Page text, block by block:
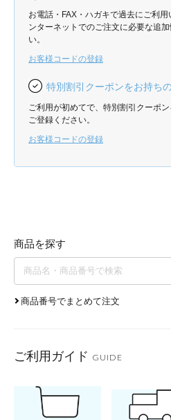
お電話・FAX・ハガキで過去にご利
ンターネットでのご注文に必要な追
い。
お客様コードの登録
特別割引クーポンをお持ち
ご利用が初めてで、特別割引クーポ
ご登録ください。
お客様コードの登録
商品を探す
商品番号でまとめて注文
ご利用ガイド GUIDE